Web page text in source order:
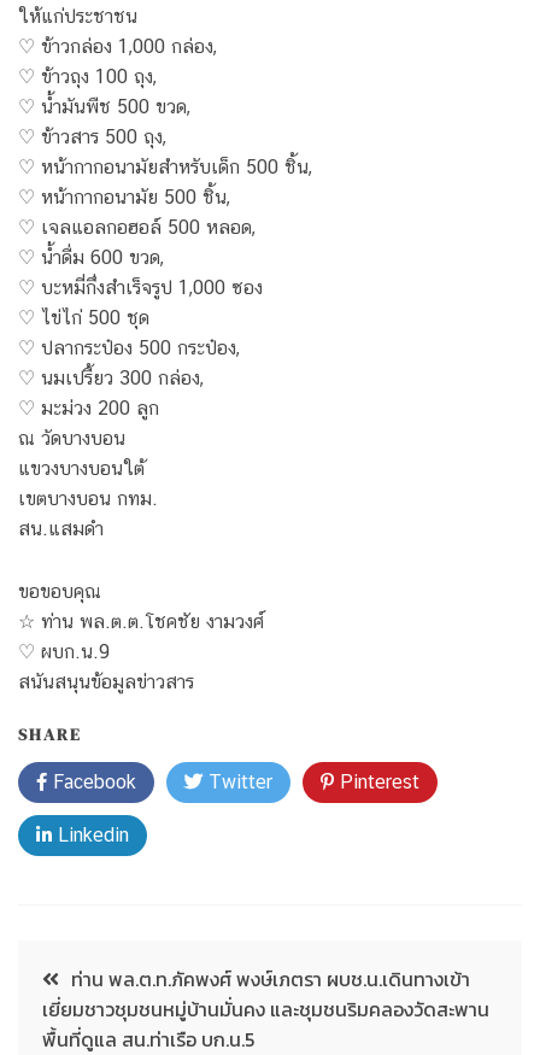
ให้แก่ประชาชน
♡ ข้าวกล่อง 1,000 กล่อง,
♡ ข้าวถุง 100 ถุง,
♡ น้ำมันพืช 500 ขวด,
♡ ข้าวสาร 500 ถุง,
♡ หน้ากากอนามัยสำหรับเด็ก 500 ชิ้น,
♡ หน้ากากอนามัย 500 ชิ้น,
♡ เจลแอลกอฮอล์ 500 หลอด,
♡ น้ำดื่ม 600 ขวด,
♡ บะหมี่กึ่งสำเร็จรูป 1,000 ซอง
♡ ไข่ไก่ 500 ชุด
♡ ปลากระป๋อง 500 กระป๋อง,
♡ นมเปรี้ยว 300 กล่อง,
♡ มะม่วง 200 ลูก
ณ วัดบางบอน
แขวงบางบอนใต้
เขตบางบอน กทม.
สน.แสมดำ
ขอขอบคุณ
☆ ท่าน พล.ต.ต.โชคชัย งามวงศ์
♡ ผบก.น.9
สนันสนุนข้อมูลข่าวสาร
SHARE
Facebook Twitter Pinterest
Linkedin
ท่าน พล.ต.ท.ภัคพงศ์ พงษ์เภตรา ผบช.น.เดินทางเข้า
เยี่ยมชาวชุมชนหมู่บ้านมั่นคง และชุมชนริมคลองวัดสะพาน
พื้นที่ดูแล สน.ท่าเรือ บก.น.5